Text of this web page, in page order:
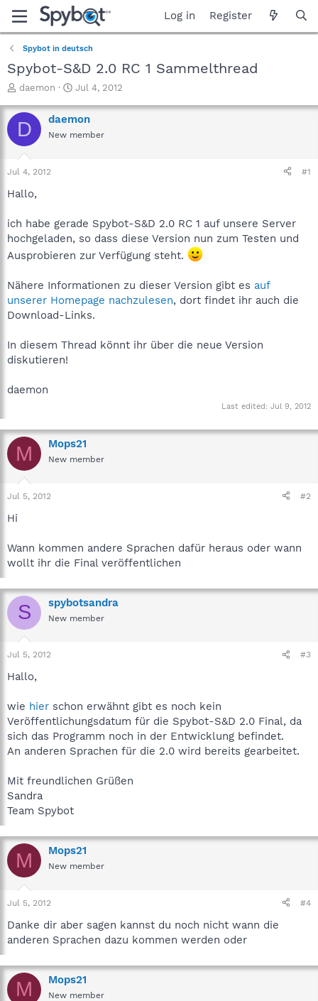
Log in Register
Spybot in deutsch
Spybot-S&D 2.0 RC 1 Sammelthread
T
r
e
a
t
a
e
r
daemon
S
a
r
t
Jul 4, 2012
D daemon
New member
Jul 4, 2012 #1
Hallo,
ich habe gerade Spybot-S&D 2.0 RC 1 auf unsere Server
hochgeladen, so dass diese Version nun zum Testen und
Ausprobieren zur Verfügung steht.
Nähere Informationen zu dieser Version gibt es auf
unserer Homepage nachzulesen, dort findet ihr auch die
Download-Links.
In diesem Thread könnt ihr über die neue Version
diskutieren!
daemon
Last edited: Jul 9, 2012
M Mops21
New member
Jul 5, 2012 #2
Hi
Wann kommen andere Sprachen dafür heraus oder wann
wollt ihr die Final veröffentlichen
S spybotsandra
New member
Jul 5, 2012 #3
Hallo,
wie hier schon erwähnt gibt es noch kein
Veröffentlichungsdatum für die Spybot-S&D 2.0 Final, da
sich das Programm noch in der Entwicklung befindet.
An anderen Sprachen für die 2.0 wird bereits gearbeitet.
Mit freundlichen Grüßen
Sandra
Team Spybot
M Mops21
New member
Jul 5, 2012 #4
Danke dir aber sagen kannst du noch nicht wann die
anderen Sprachen dazu kommen werden oder
M Mops21
New member